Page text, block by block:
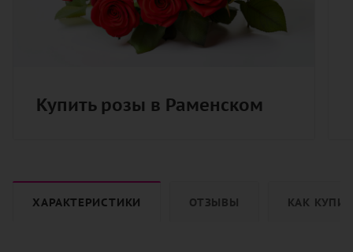
Купить розы в Раменском
ХАРАКТЕРИСТИКИ ОТЗЫВЫ КАК